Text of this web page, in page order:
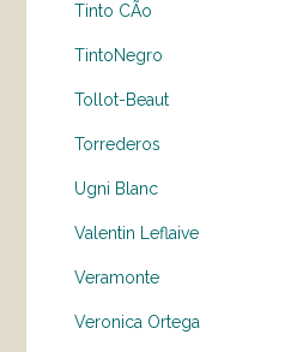
Tinto CÃo
TintoNegro
Tollot-Beaut
Torrederos
Ugni Blanc
Valentin Leflaive
Veramonte
Veronica Ortega